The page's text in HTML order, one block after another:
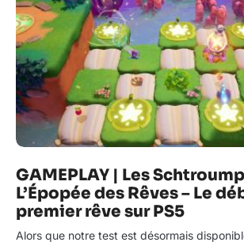
GAMEPLAY | Les
L’Épopée des Rêves – Le
premier rêve sur PS5
Alors que notre test est désormais